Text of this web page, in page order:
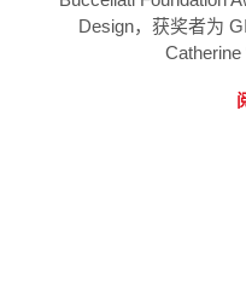
Design，获奖者为
Catherine